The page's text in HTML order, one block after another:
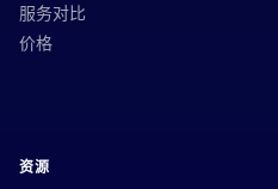
服务对比
价格
资源